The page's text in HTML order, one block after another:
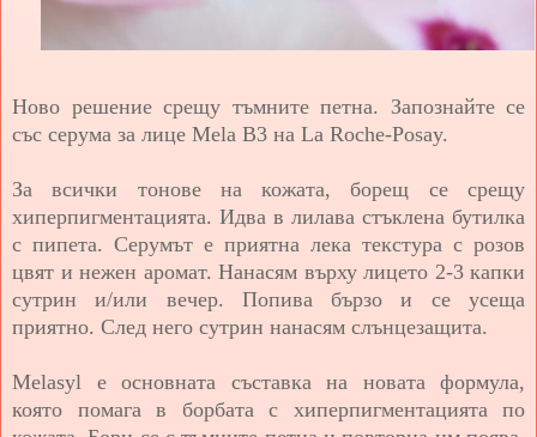
Ново решение срещу тъмните петна. Запознайте се
със серума за лице Mela B3 на La Roche-Posay.
За всички тонове на кожата, борещ се срещу
хиперпигментацията. Идва в лилава стъклена бутилка
с пипета. Серумът е приятна лека текстура с розов
цвят и нежен аромат. Нанасям върху лицето 2-3 капки
сутрин и/или вечер. Попива бързо и се усеща
приятно. След него сутрин нанасям слънцезащита.
Melasyl е основната съставка на новата формула,
която помага в борбата с хиперпигментацията по